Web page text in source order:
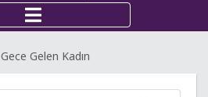
Gece Gelen Kadın